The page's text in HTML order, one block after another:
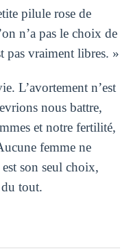
pilule rose de
n’a pas le choix de
pas vraiment libres. »
L’avortement n’est
nous battre,
et notre fertilité,
femme ne
son seul choix,
du tout.